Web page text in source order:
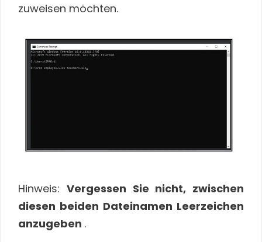
zuweisen möchten.
Hinweis: Vergessen Sie nicht, zwischen
diesen beiden Dateinamen Leerzeichen
anzugeben .